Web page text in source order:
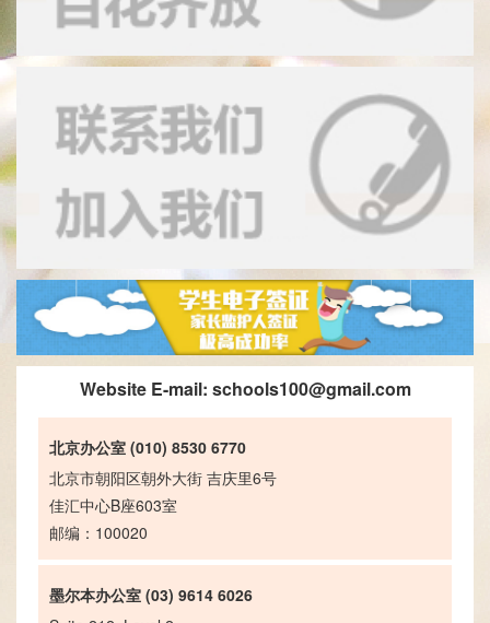
Website E-mail: schools100@gmail.com
北京办公室 (010) 8530 6770
北京市朝阳区朝外大街 吉庆里6号
佳汇中心B座603室
邮编：100020
墨尔本办公室 (03) 9614 6026